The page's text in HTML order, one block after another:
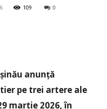
109 0
anunță
pe trei artere ale
martie 2026, în